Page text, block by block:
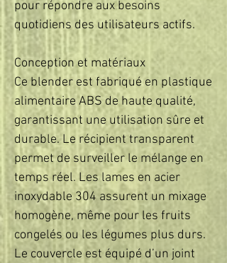
pour répondre aux besoins
quotidiens des utilisateurs actifs.
Conception et matériaux
Ce blender est fabriqué en plastique
alimentaire ABS de haute qualité,
garantissant une utilisation sûre et
durable. Le récipient transparent
permet de surveiller le mélange en
temps réel. Les lames en acier
inoxydable 304 assurent un mixage
homogène, même pour les fruits
congelés ou les légumes plus durs.
Le couvercle est équipé d’un joint